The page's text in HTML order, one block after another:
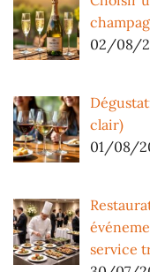
02/08/
clair)
01/08/
service